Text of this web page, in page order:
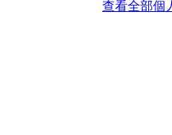
查看全部個